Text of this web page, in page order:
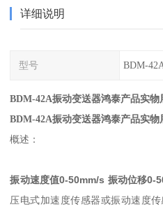
详细说明
型号 BDM-
BDM-42A振动变送器鸿泰产品实物
BDM-42A振动变送器鸿泰产品实物
概述：
振动速度值0-50mm/s 振动位移0-
压电式加速度传感器或振动速度